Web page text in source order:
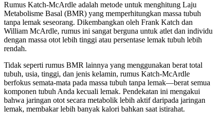
Rumus Katch-McArdle adalah metode untuk menghitung Laju
Metabolisme Basal (BMR) yang memperhitungkan massa tubuh
tanpa lemak seseorang. Dikembangkan oleh Frank Katch dan
William McArdle, rumus ini sangat berguna untuk atlet dan individu
dengan massa otot lebih tinggi atau persentase lemak tubuh lebih
rendah.
Tidak seperti rumus BMR lainnya yang menggunakan berat total
tubuh, usia, tinggi, dan jenis kelamin, rumus Katch-McArdle
berfokus semata-mata pada massa tubuh tanpa lemak—berat semua
komponen tubuh Anda kecuali lemak. Pendekatan ini mengakui
bahwa jaringan otot secara metabolik lebih aktif daripada jaringan
lemak, membakar lebih banyak kalori bahkan saat istirahat.